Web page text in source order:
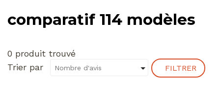
comparatif 114 modèles
0 produit trouvé
Trier par
FILTRER